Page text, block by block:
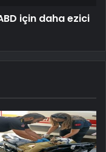
için daha ezici